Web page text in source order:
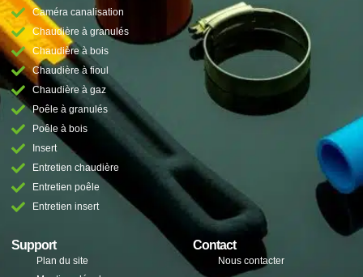
Caméra canalisation
Chaudière à granulés
Chaudière à bois
Chaudière à fioul
Chaudière à gaz
Poêle à granulés
Poêle à bois
Insert
Entretien chaudière
Entretien poêle
Entretien insert
Support
Plan du site
Contact
Nous contacter